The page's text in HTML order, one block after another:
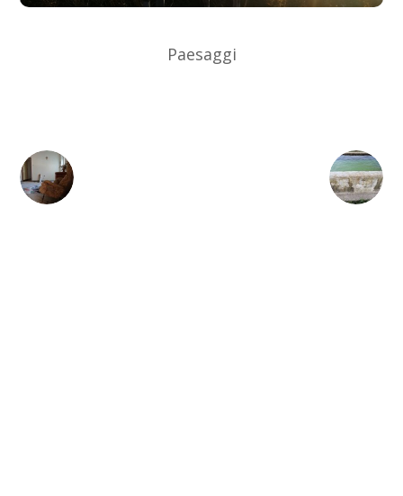
Paesaggi